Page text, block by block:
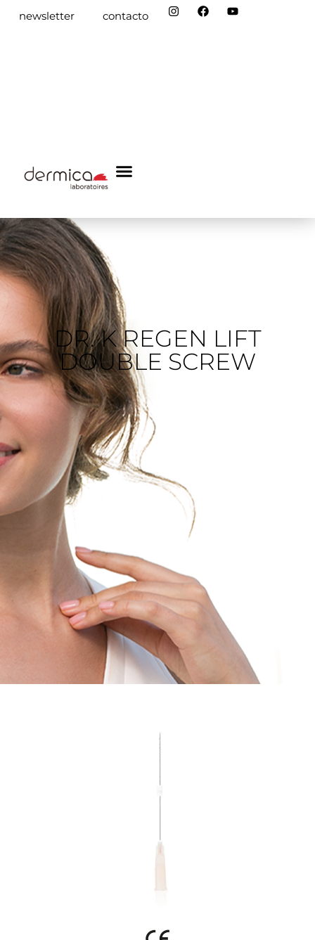
newsletter contacto
DR. K REGEN LIFT
DOUBLE SCREW